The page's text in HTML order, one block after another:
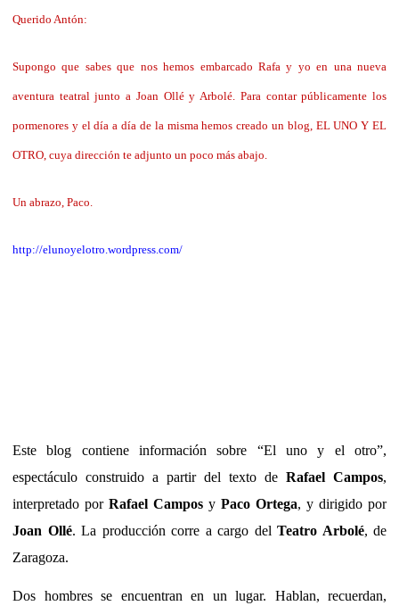
Querido Antón:
Supongo que sabes que nos hemos embarcado Rafa y yo en una nueva
aventura teatral junto a Joan Ollé y Arbolé. Para contar públicamente los
pormenores y el día a día de la misma hemos creado un blog, EL UNO Y EL
OTRO, cuya dirección te adjunto un poco más abajo.
Un abrazo, Paco.
http://elunoyelotro.wordpress.com/
Este blog contiene información sobre “El uno y el otro”,
espectáculo construido a partir del texto de Rafael Campos,
interpretado por Rafael Campos y Paco Ortega, y dirigido por
Joan Ollé. La producción corre a cargo del Teatro Arbolé, de
Zaragoza.
Dos hombres se encuentran en un lugar. Hablan, recuerdan,